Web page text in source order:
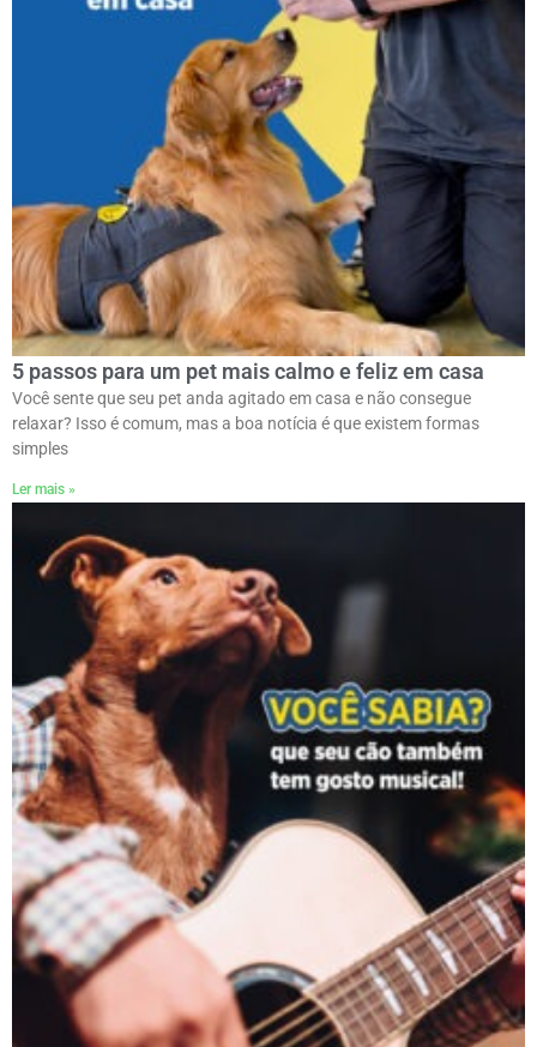
5 passos para um pet mais calmo e feliz em casa
Você sente que seu pet anda agitado em casa e não consegue
relaxar? Isso é comum, mas a boa notícia é que existem formas
simples
Ler mais »